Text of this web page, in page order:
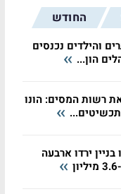
החודש
והילדים נכנסים
הון...
רשות המסים: הונו
ירדו ארבעה